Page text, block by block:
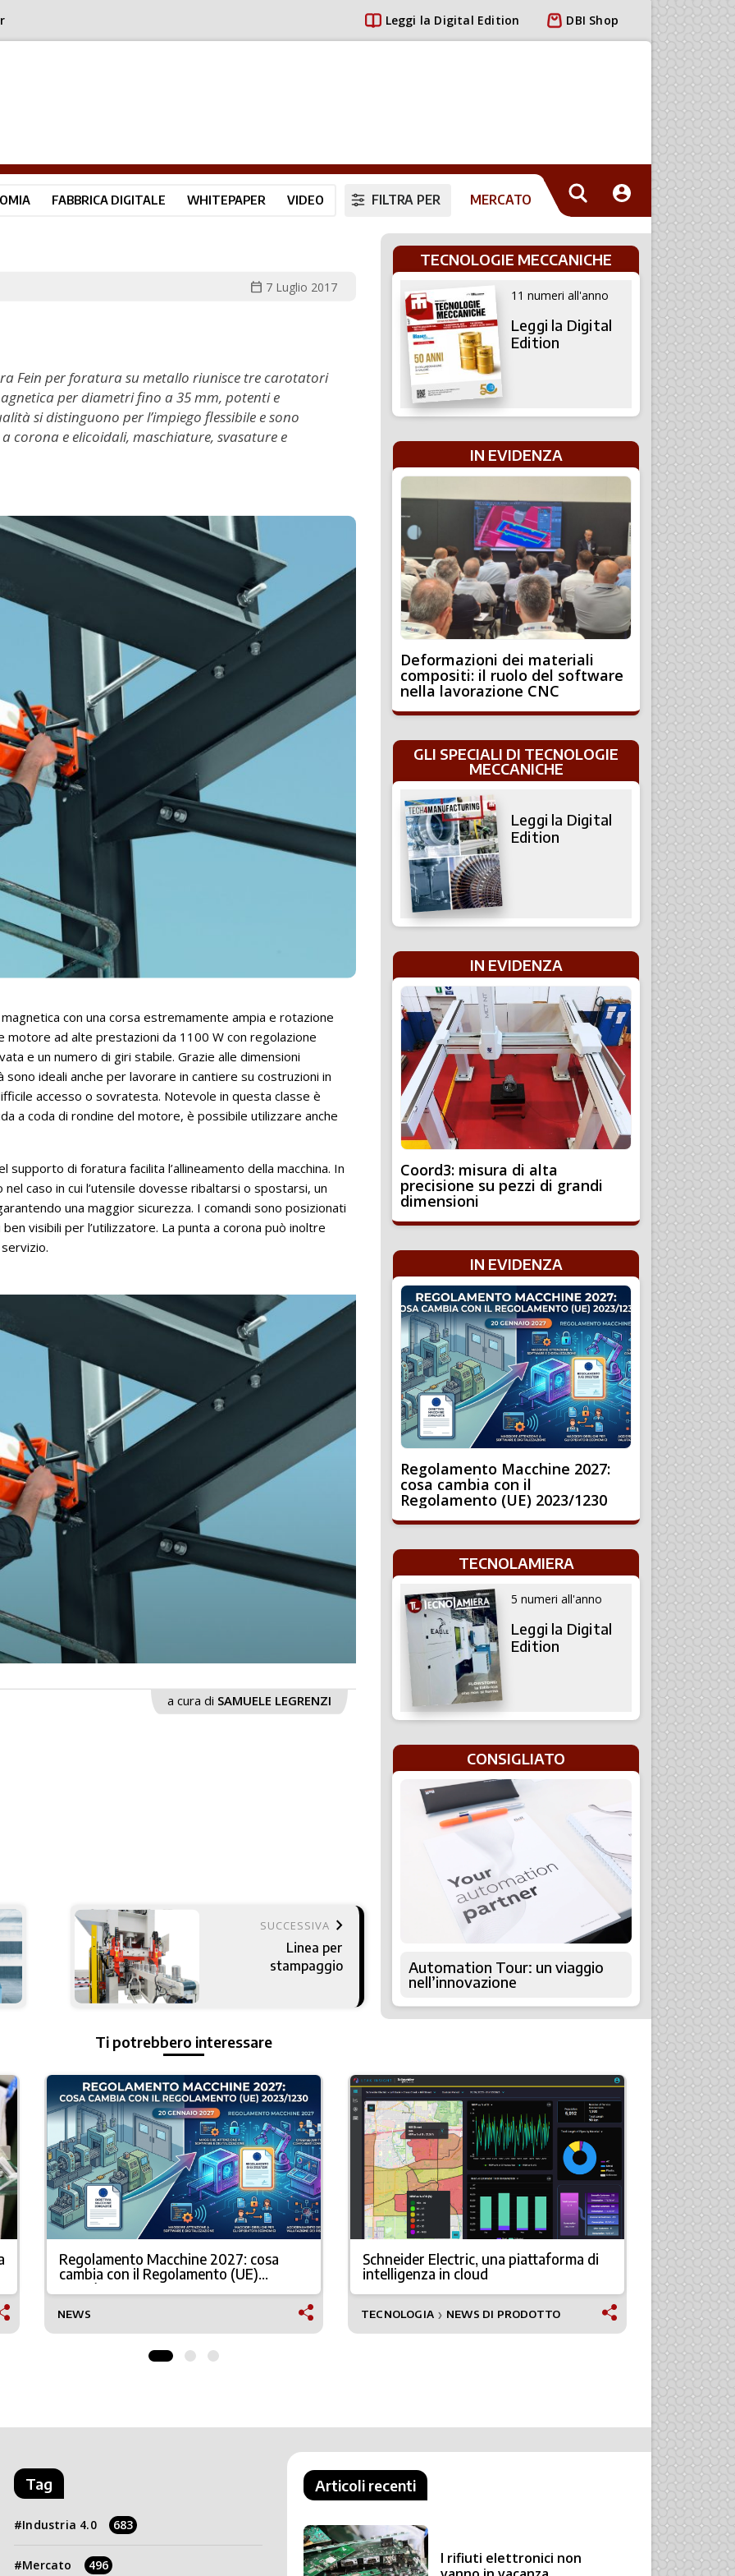
Leggi la Digital Edition DBI Shop
FABBRICA DIGITALE WHITEPAPER VIDEO FILTRA PER MERCATO
calendar_today 7 Luglio 2017
Fein per foratura su metallo riunisce tre carotatori
per diametri fino a 35 mm, potenti e
si distinguono per l’impiego flessibile e sono
corona e elicoidali, maschiature, svasature e
con una corsa estremamente ampia e rotazione
ad alte prestazioni da 1100 W con regolazione
e un numero di giri stabile. Grazie alle dimensioni
ideali anche per lavorare in cantiere su costruzioni in
accesso o sovratesta. Notevole in questa classe è
a coda di rondine del motore, è possibile utilizzare anche
di foratura facilita l’allineamento della macchina. In
caso in cui l’utensile dovesse ribaltarsi o spostarsi, un
una maggior sicurezza. I comandi sono posizionati
visibili per l’utilizzatore. La punta a corona può inoltre
a cura di SAMUELE LEGRENZI
SUCCESSIVA keyboard_arrow_right
Linea per
stampaggio
TECNOLOGIE MECCANICHE
11 numeri all'anno
Leggi la Digital
Edition
IN EVIDENZA
Deformazioni dei materiali
compositi: il ruolo del software
nella lavorazione CNC
GLI SPECIALI DI TECNOLOGIE
MECCANICHE
Leggi la Digital
Edition
IN EVIDENZA
Coord3: misura di alta
precisione su pezzi di grandi
dimensioni
IN EVIDENZA
Regolamento Macchine 2027:
cosa cambia con il
Regolamento (UE) 2023/1230
TECNOLAMIERA
5 numeri all'anno
Leggi la Digital
Edition
CONSIGLIATO
Automation Tour: un viaggio
nell’innovazione
Ti potrebbero interessare
Regolamento Macchine 2027: cosa
cambia con il Regolamento (UE)
2023/1230
NEWS
Schneider Electric, una piattaforma di
intelligenza in cloud
TECNOLOGIA ❯ NEWS DI PRODOTTO
il nuovo
NEWS
Tag
Industria 4.0 683
Mercato 496
Articoli recenti
I rifiuti elettronici non